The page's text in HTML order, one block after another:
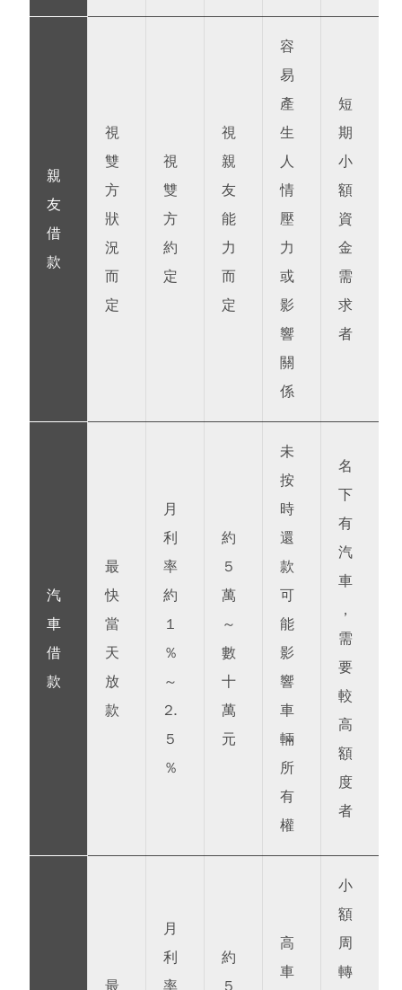
親
友
借
款
視
雙
方
狀
況
而
定
視
雙
方
約
定
視
親
友
能
力
而
定
容
易
產
生
人
情
壓
力
或
影
響
關
係
短
期
小
額
資
金
需
求
者
汽
車
借
款
最
快
當
天
放
款
月
利
率
約
1
%
～
2.
5
%
約
5
萬
～
數
十
萬
元
未
按
時
還
款
可
能
影
響
車
輛
所
有
權
名
下
有
汽
車
，
需
要
較
高
額
度
者
月
利
約
高
車
小
額
周
轉